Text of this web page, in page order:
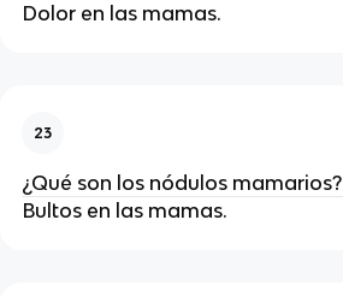
Dolor en las mamas.
23
¿Qué son los nódulos mamarios?
Bultos en las mamas.